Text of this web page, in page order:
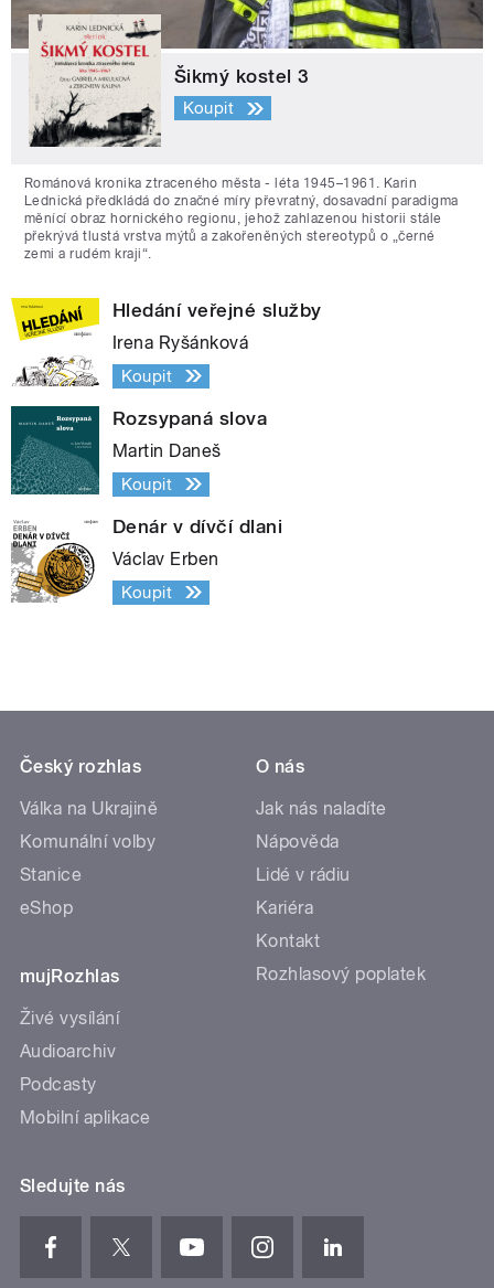
Šikmý kostel 3
Koupit
Románová kronika ztraceného města - léta 1945–1961. Karin
Lednická předkládá do značné míry převratný, dosavadní paradigma
měnící obraz hornického regionu, jehož zahlazenou historii stále
překrývá tlustá vrstva mýtů a zakořeněných stereotypů o „černé
zemi a rudém kraji“.
Hledání veřejné služby
Irena Ryšánková
Koupit
Rozsypaná slova
Martin Daneš
Koupit
Denár v dívčí dlani
Václav Erben
Koupit
Český rozhlas
Válka na Ukrajině
Komunální volby
Stanice
eShop
mujRozhlas
Živé vysílání
Audioarchiv
Podcasty
Mobilní aplikace
O nás
Jak nás naladíte
Nápověda
Lidé v rádiu
Kariéra
Kontakt
Rozhlasový poplatek
Sledujte nás